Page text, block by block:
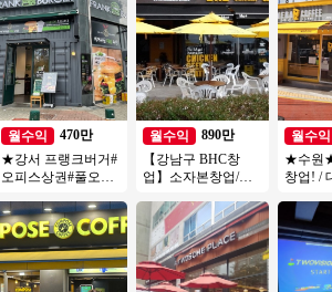
월수익
470만
★강서 프랭크버거#
오피스상권#풀오토
자본#초보#여성 창
업
월수익
890만
【강남구 BHC창
업】소자본창업/고
차이즈창업/강력추
천
월수익
★수원
창업! /
쟁업